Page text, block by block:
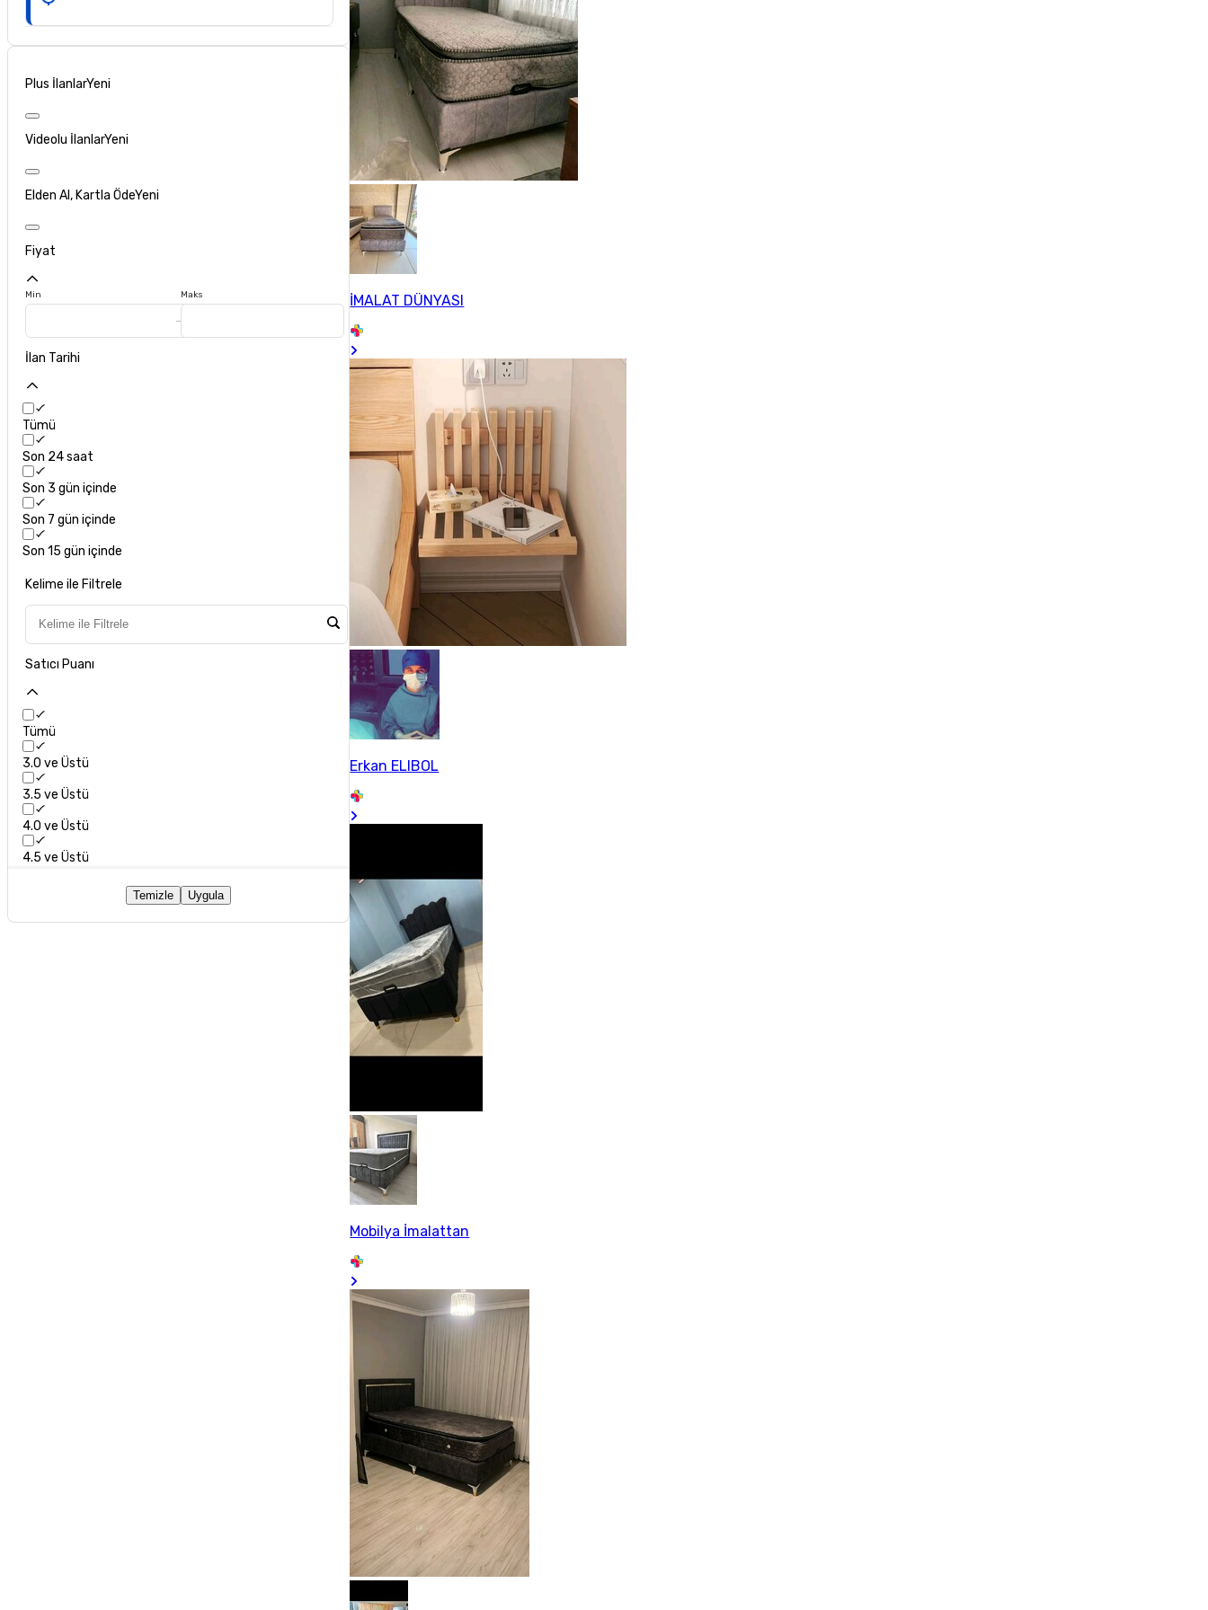
Plus İlanlarYeni
Videolu İlanlarYeni
Elden Al, Kartla ÖdeYeni
Fiyat
Min Maks
İlan Tarihi
Tümü
Son 24 saat
Son 3 gün içinde
Son 7 gün içinde
Son 15 gün içinde
Kelime ile Filtrele
Satıcı Puanı
Tümü
3.0 ve Üstü
3.5 ve Üstü
4.0 ve Üstü
4.5 ve Üstü
Temizle Uygula
İMALAT DÜNYASI
Erkan ELIBOL
Mobilya İmalattan